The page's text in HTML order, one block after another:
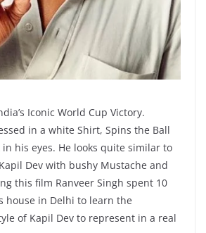
Iconic World Cup Victory.
in a white Shirt, Spins the Ball
in his eyes. He looks quite similar to
Dev with bushy Mustache and
this film Ranveer Singh spent 10
house in Delhi to learn the
of Kapil Dev to represent in a real